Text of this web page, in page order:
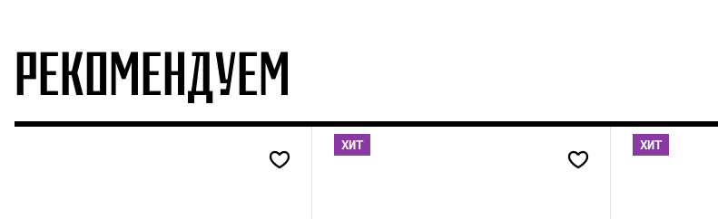
РЕКОМЕНДУЕМ
ХИТ ХИТ